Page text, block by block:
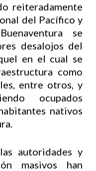
reiteradamente
del Pacífico y
se
desalojos del
en el cual se
como
entre otros, y
ocupados
nativos
autoridades y
masivos han